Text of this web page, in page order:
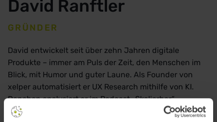
David Ranftler
GRÜNDER
David entwickelt seit über zehn Jahren digitale
Produkte – immer am Puls der Zeit, den Menschen im
Blick, mit Humor und guter Laune. Als Founder von
xelper automatisiert er UX Research mithilfe von KI.
Daneben analysiert er im Podcast „Skalierbar“
gemeinsam mit Marcel Mellor die Produkt-Strategie